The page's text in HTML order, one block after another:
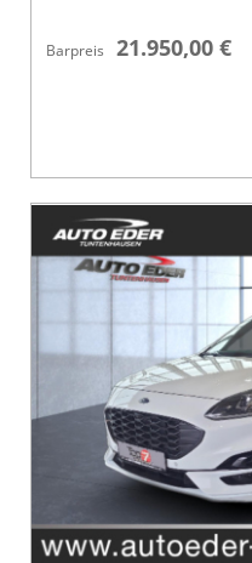
Barpreis 21.950,00 €